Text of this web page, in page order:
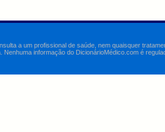
a um profissional de saúde, nem quaisquer
informação do DicionárioMédico.com é